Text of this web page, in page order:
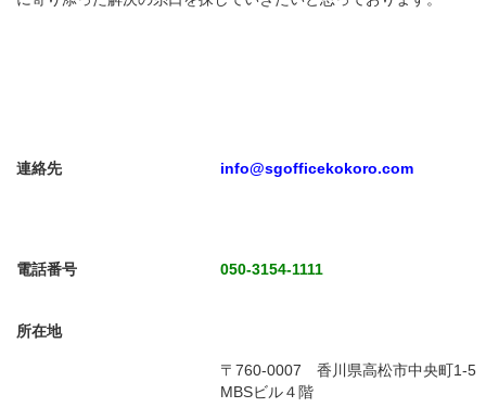
連絡先 info@sgofficekokoro.com
電話番号 050-3154-1111
所在地
〒760-0007 香川県高松市中央町1-
MBSビル４階